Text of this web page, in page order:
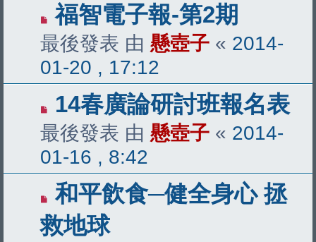
福智電子報-第2期
最後發表 由 懸壺子 « 2014-
01-20 , 17:12
14春廣論研討班報名表
最後發表 由 懸壺子 « 2014-
01-16 , 8:42
和平飲食─健全身心 拯
救地球